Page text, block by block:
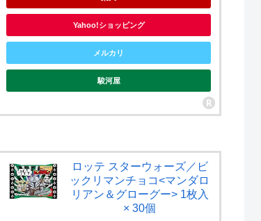
Yahoo!ショッピング
メルカリ
駿河屋
ロッテ スターウォーズ／ビ
ックリマンチョコ<マンダロ
リアン＆グローグー> 1枚入
× 30個